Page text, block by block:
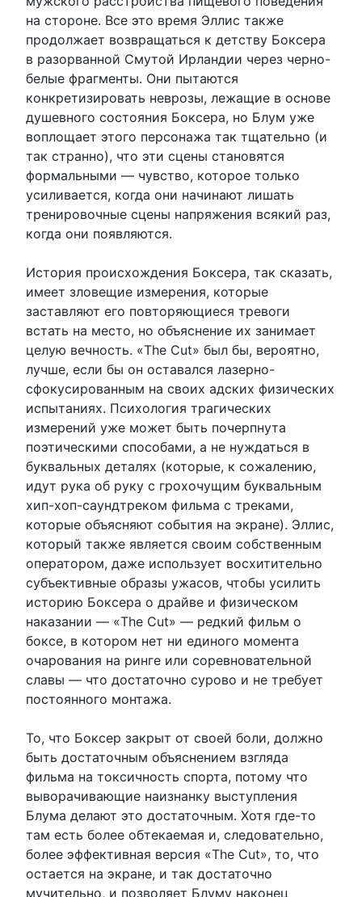
на стороне. Все это время Эллис также
продолжает возвращаться к детству Боксера
в разорванной Смутой Ирландии через черно-
белые фрагменты. Они пытаются
конкретизировать неврозы, лежащие в основе
душевного состояния Боксера, но Блум уже
воплощает этого персонажа так тщательно (и
так странно), что эти сцены становятся
формальными — чувство, которое только
усиливается, когда они начинают лишать
тренировочные сцены напряжения всякий раз,
когда они появляются.
История происхождения Боксера, так сказать,
имеет зловещие измерения, которые
заставляют его повторяющиеся тревоги
встать на место, но объяснение их занимает
целую вечность. «The Cut» был бы, вероятно,
лучше, если бы он оставался лазерно-
сфокусированным на своих адских физических
испытаниях. Психология трагических
измерений уже может быть почерпнута
поэтическими способами, а не нуждаться в
буквальных деталях (которые, к сожалению,
идут рука об руку с грохочущим буквальным
хип-хоп-саундтреком фильма с треками,
которые объясняют события на экране). Эллис,
который также является своим собственным
оператором, даже использует восхитительно
субъективные образы ужасов, чтобы усилить
историю Боксера о драйве и физическом
наказании — «The Cut» — редкий фильм о
боксе, в котором нет ни единого момента
очарования на ринге или соревновательной
славы — что достаточно сурово и не требует
постоянного монтажа.
То, что Боксер закрыт от своей боли, должно
быть достаточным объяснением взгляда
фильма на токсичность спорта, потому что
выворачивающие наизнанку выступления
Блума делают это достаточным. Хотя где-то
там есть более обтекаемая и, следовательно,
более эффективная версия «The Cut», то, что
остается на экране, и так достаточно
мучительно, и позволяет Блуму наконец